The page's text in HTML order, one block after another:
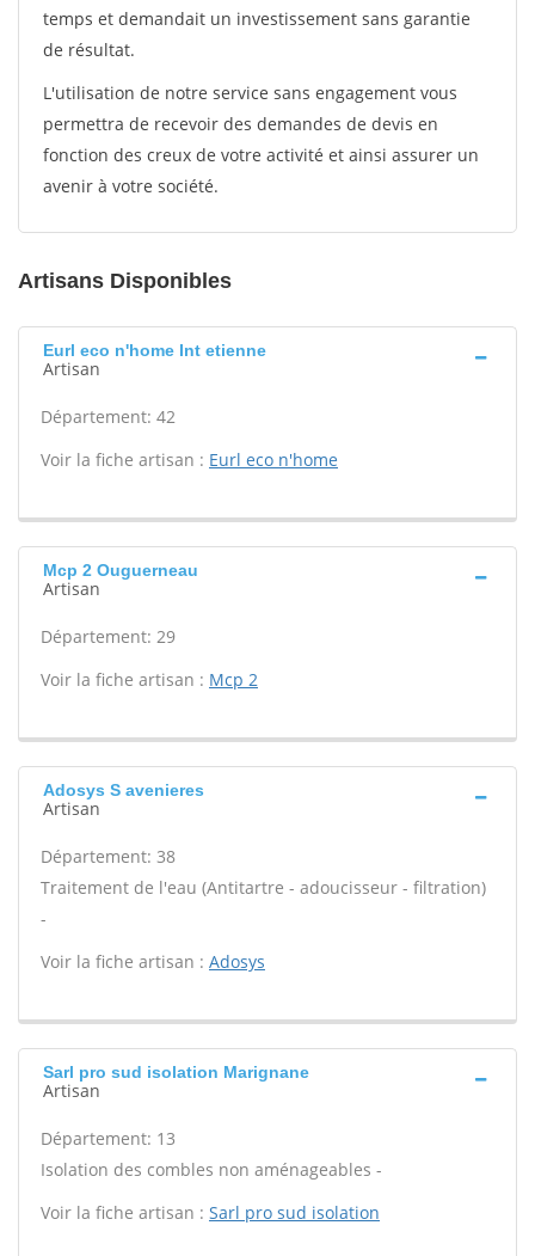
temps et demandait un investissement sans garantie
de résultat.
L'utilisation de notre service sans engagement vous
permettra de recevoir des demandes de devis en
fonction des creux de votre activité et ainsi assurer un
avenir à votre société.
Artisans Disponibles
Eurl eco n'home Int etienne
Artisan
Département: 42
Voir la fiche artisan : Eurl eco n'home
Mcp 2 Ouguerneau
Artisan
Département: 29
Voir la fiche artisan : Mcp 2
Adosys S avenieres
Artisan
Département: 38
Traitement de l'eau (Antitartre - adoucisseur - filtration)
-
Voir la fiche artisan : Adosys
Sarl pro sud isolation Marignane
Artisan
Département: 13
Isolation des combles non aménageables -
Voir la fiche artisan : Sarl pro sud isolation